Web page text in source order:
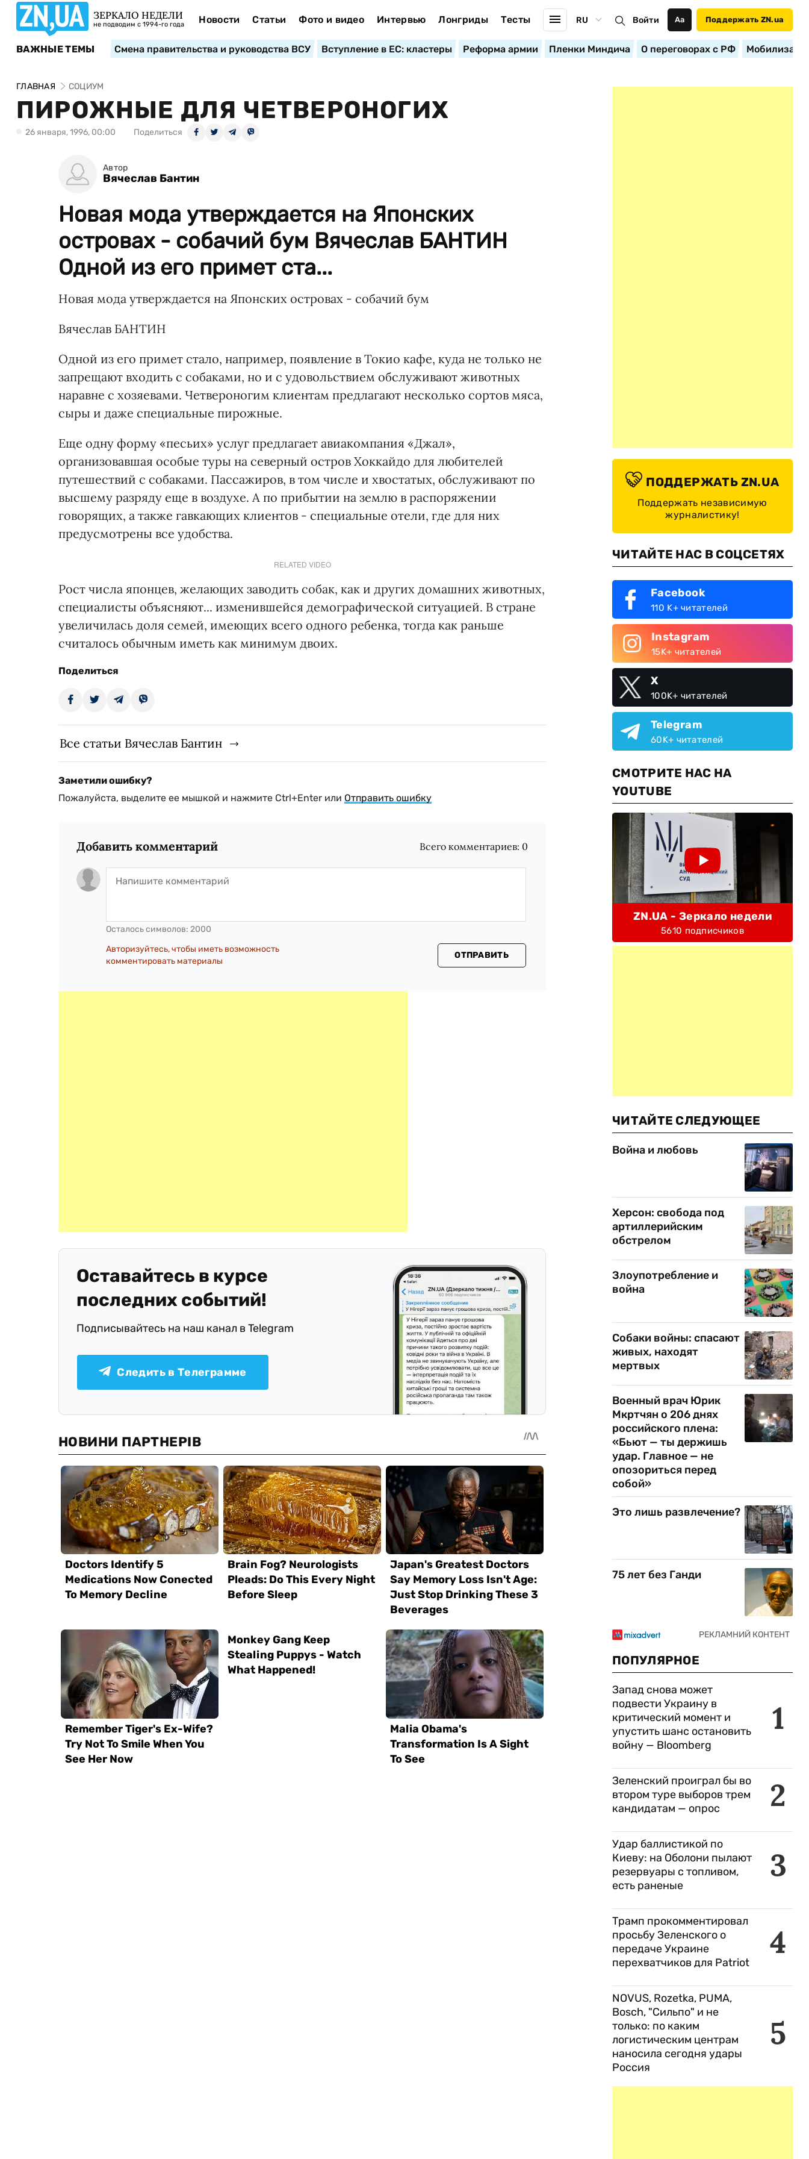
ЗЕРКАЛО НЕДЕЛИ
не подводим с 1994-го года Новости Статьи Фото и видео Интервью Лонгриды Тесты RU Войти Аа Поддержать ZN.ua
ВАЖНЫЕ ТЕМЫ Смена правительства и руководства ВСУ Вступление в ЕС: кластеры Реформа армии Пленки Миндича О переговорах с РФ
ГЛАВНАЯ СОЦИУМ
ПИРОЖНЫЕ ДЛЯ ЧЕТВЕРОНОГИХ
26 января, 1996, 00:00 Поделиться
Автор
Вячеслав Бантин
Новая мода утверждается на Японских
островах - собачий бум Вячеслав БАНТИН
Одной из его примет ста...
Новая мода утверждается на Японских островах - собачий бум
Вячеслав БАНТИН
Одной из его примет стало, например, появление в Токио кафе, куда не только не
запрещают входить с собаками, но и с удовольствием обслуживают животных
наравне с хозяевами. Четвероногим клиентам предлагают несколько сортов мяса,
сыры и даже специальные пирожные.
Еще одну форму «песьих» услуг предлагает авиакомпания «Джал»,
организовавшая особые туры на северный остров Хоккайдо для любителей
путешествий с собаками. Пассажиров, в том числе и хвостатых, обслуживают по
высшему разряду еще в воздухе. А по прибытии на землю в распоряжении
говорящих, а также гавкающих клиентов - специальные отели, где для них
предусмотрены все удобства.
RELATED VIDEO
Рост числа японцев, желающих заводить собак, как и других домашних животных,
специалисты объясняют... изменившейся демографической ситуацией. В стране
увеличилась доля семей, имеющих всего одного ребенка, тогда как раньше
считалось обычным иметь как минимум двоих.
Поделиться
Все статьи Вячеслав Бантин
Заметили ошибку?
Пожалуйста, выделите ее мышкой и нажмите Ctrl+Enter или Отправить ошибку
Добавить комментарий Всего комментариев: 0
Осталось символов: 2000
Авторизуйтесь, чтобы иметь возможность
комментировать материалы
ОТПРАВИТЬ
Оставайтесь в курсе
последних событий!
Подписывайтесь на наш канал в Telegram
Следить в Телеграмме
ПОДДЕРЖАТЬ ZN.UA
Поддержать независимую
журналистику!
ЧИТАЙТЕ НАС В СОЦСЕТЯХ
Facebook
110 K+ читателей
Instagram
15K+ читателей
X
100K+ читателей
Telegram
60K+ читателей
СМОТРИТЕ НАС НА
YOUTUBE
ZN.UA - Зеркало недели
5610 подписчиков
ЧИТАЙТЕ СЛЕДУЮЩЕЕ
Война и любовь
Херсон: свобода под
артиллерийским
обстрелом
Злоупотребление и
война
Собаки войны: спасают
живых, находят
мертвых
Военный врач Юрик
Мкртчян о 206 днях
российского плена:
«Бьют — ты держишь
удар. Главное — не
опозориться перед
собой»
Это лишь развлечение?
75 лет без Ганди
ПОПУЛЯРНОЕ
1
Запад снова может
подвести Украину в
критический момент и
упустить шанс остановить
войну — Bloomberg
2
Зеленский проиграл бы во
втором туре выборов трем
кандидатам — опрос
3
Удар баллистикой по
Киеву: на Оболони пылают
резервуары с топливом,
есть раненые
4
Трамп прокомментировал
просьбу Зеленского о
передаче Украине
перехватчиков для Patriot
5
NOVUS, Rozetka, PUMA,
Bosch, "Сильпо" и не
только: по каким
логистическим центрам
наносила сегодня удары
Россия